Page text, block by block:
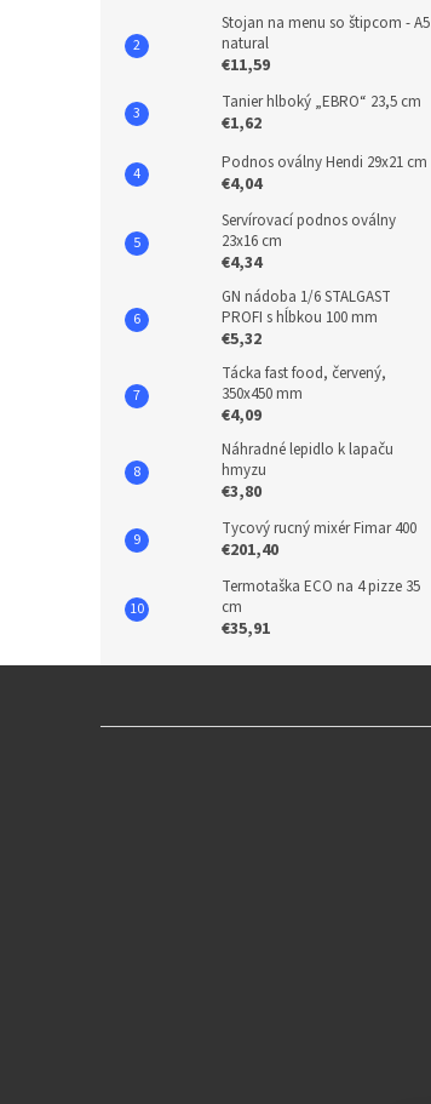
Stojan na menu so štipcom - A5
natural
€11,59
Tanier hlboký „EBRO“ 23,5 cm
€1,62
Podnos oválny Hendi 29x21 cm
€4,04
Servírovací podnos oválny
23x16 cm
€4,34
GN nádoba 1/6 STALGAST
PROFI s hĺbkou 100 mm
€5,32
Tácka fast food, červený,
350x450 mm
€4,09
Náhradné lepidlo k lapaču
hmyzu
€3,80
Tycový rucný mixér Fimar 400
€201,40
Termotaška ECO na 4 pizze 35
cm
€35,91